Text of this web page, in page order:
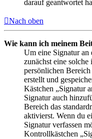
darauf geantwortet
Nach oben
Wie kann ich meinem
Um eine Signatur an
zunächst eine
persönlichen
erstellt und
Kästchen „Signatur
Signatur auch
Bereich das
aktivierst. Wenn du
Signatur verfassen
Kontrollkästchen